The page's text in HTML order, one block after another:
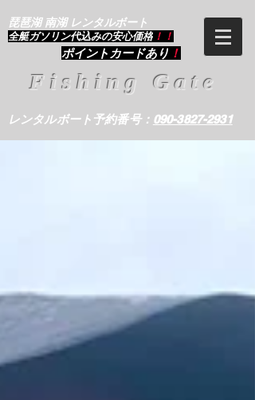
琵琶湖 南湖 レンタルボート
​全艇ガソリン代込みの安心価格 ！！
ポイントカードあり ！
Fishing Gate
レンタルボート予約番号： 090-3827-2931